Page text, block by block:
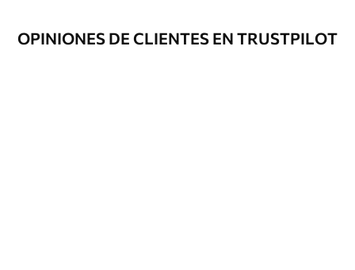
Método de
Hasta 360 cm de altura: aplicación sin
OPINIONES DE CLIENTES EN TRUSTPILOT